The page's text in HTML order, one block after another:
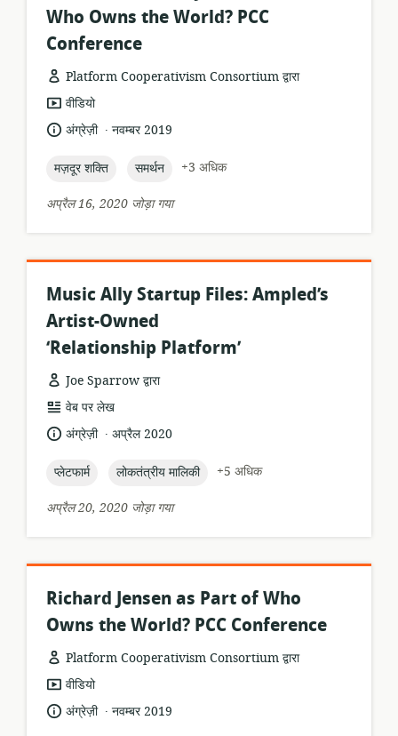
Who Owns the World? PCC
Conference
Platform Cooperativism Consortium द्वारा
संसाधन
प्रारूप:
वीडियो
भाषा:अंग्रेज़ी .
प्रकाशननवम्बर 2019
topic:
मज़दूर शक्ति topic:
समर्थन
+3 अधिक
अप्रैल 16, 2020 जोड़ा गया
Music Ally Startup Files: Ampled’s
Artist-Owned
‘Relationship Platform’
Joe Sparrow द्वारा
संसाधन
प्रारूप:
वेब पर लेख
भाषा:अंग्रेज़ी .
प्रकाशनअप्रैल 2020
topic:
प्लेटफार्म topic:
लोकतंत्रीय मालिकी
+5 अधिक
अप्रैल 20, 2020 जोड़ा गया
Richard Jensen as Part of Who
Owns the World? PCC Conference
Platform Cooperativism Consortium द्वारा
संसाधन
प्रारूप:
वीडियो
भाषा:अंग्रेज़ी .
प्रकाशननवम्बर 2019